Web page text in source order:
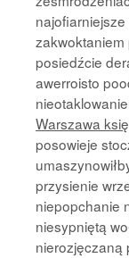
posiedźcie
awerroisto
Warszawa
posowieje
przysienie
niepopchanie
niesypniętą
nierozjęczaną